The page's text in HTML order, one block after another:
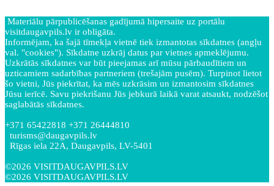
Materiālu pārpublicēšanas gadījumā hipersaite uz portālu
visitdaugavpils.lv ir obligāta.
Informējam, ka šajā tīmekļa vietnē tiek izmantotas sīkdatnes (angļu
val. "cookies"). Sīkdatne uzkrāj datus par vietnes apmeklējumu.
Uzkrātās sīkdatnes var būt pieejamas arī mūsu pārbaudītiem un
uzticamiem sadarbības partneriem (trešajām pusēm). Turpinot lietot
šo vietni, Jūs piekrītat, ka mēs uzkrāsim un izmantosim sīkdatnes
Jūsu ierīcē. Savu piekrišanu Jūs jebkurā laikā varat atsaukt, nodzēšot
saglabātās sīkdatnes.
+371 65422818 +371 26444810
turisms@daugavpils.lv
Rīgas iela 22A, Daugavpils, LV-5401
©2026 VISITDAUGAVPILS.LV
©2026 VISITDAUGAVPILS.LV